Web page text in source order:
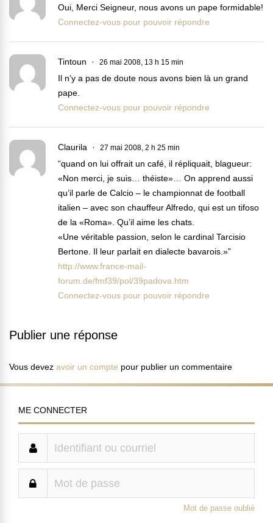
Oui, Merci Seigneur, nous avons un pape formidable!
Connectez-vous pour pouvoir répondre
Tintoun 26 mai 2008, 13 h 15 min
Il n’y a pas de doute nous avons bien là un grand
pape.
Connectez-vous pour pouvoir répondre
Claurila 27 mai 2008, 2 h 25 min
“quand on lui offrait un café, il répliquait, blagueur:
«Non merci, je suis… théiste»… On apprend aussi
qu’il parle de Calcio – le championnat de football
italien – avec son chauffeur Alfredo, qui est un tifoso
de la «Roma». Qu’il aime les chats.
«Une véritable passion, selon le cardinal Tarcisio
Bertone. Il leur parlait en dialecte bavarois.»”
http://www.france-mail-
forum.de/fmf39/pol/39padova.htm
Connectez-vous pour pouvoir répondre
Publier une réponse
Vous devez avoir un compte pour publier un commentaire
ME CONNECTER
Mot de passe oublié